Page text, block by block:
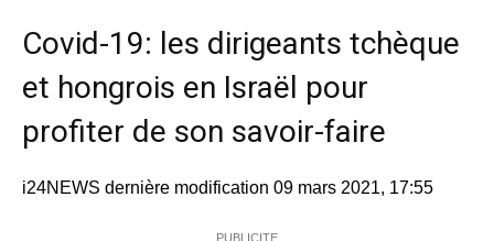
Covid-19: les dirigeants tchèque
et hongrois en Israël pour
profiter de son savoir-faire
i24NEWS dernière modification 09 mars 2021, 17:55